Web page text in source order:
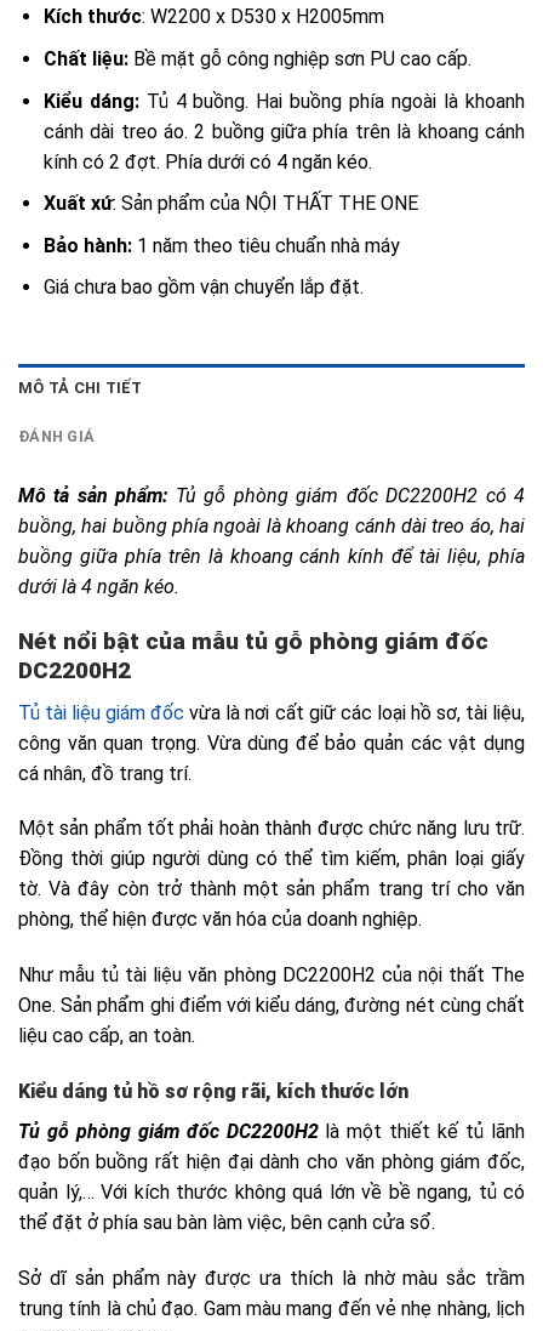
Kích thước: W2200 x D530 x H2005mm
Chất liệu:Bề mặt gỗ công nghiệp sơn PU cao cấp.
Kiểu dáng:Tủ 4 buồng. Hai buồng phía ngoài là khoanh
cánh dài treo áo. 2 buồng giữa phía trên là khoang cánh
kính có 2 đợt. Phía dưới có 4 ngăn kéo.
Xuất xứ: Sản phẩm của NỘI THẤT THE ONE
Bảo hành:1 năm theo tiêu chuẩn nhà máy
Giá chưa bao gồm vận chuyển lắp đặt.
MÔ TẢ CHI TIẾT
ĐÁNH GIÁ
Mô tả sản phẩm:
Tủ gỗ phòng giám đốc DC2200H2